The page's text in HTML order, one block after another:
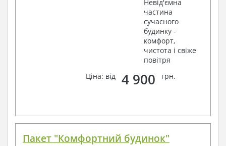
Невід'ємна
частина
сучасного
будинку -
комфорт,
чистота і свіже
повітря
Ціна: від
4 900 грн.
Пакет "Комфортний будинок"